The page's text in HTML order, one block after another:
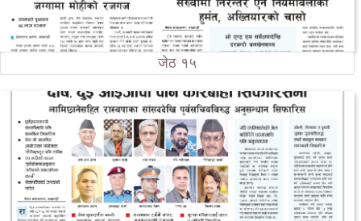
जेठ १५